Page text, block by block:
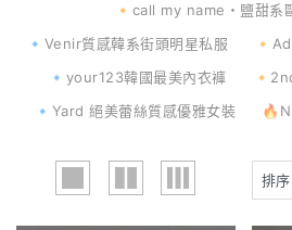
🔸call my name・鹽甜系
🔹Venir質感韓系街頭明星私服
🔹your123韓國最美內衣褲
🔹Yard 絕美蕾絲質感優雅女裝